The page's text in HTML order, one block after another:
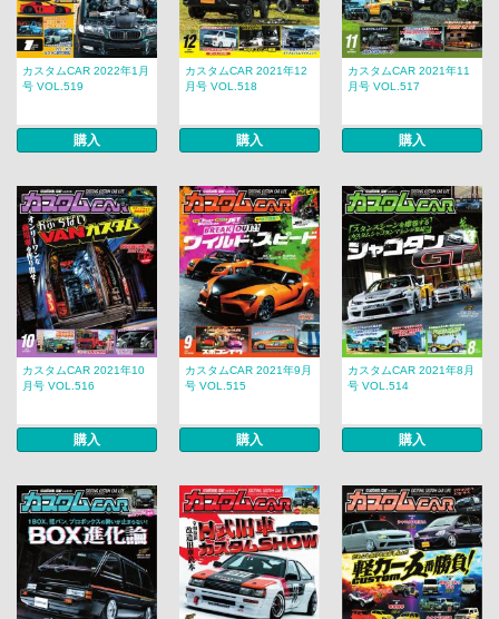
カスタムCAR 2022年1月
号 VOL.519
購入
カスタムCAR 2021年12
月号 VOL.518
購入
カスタムCAR 2021年11
月号 VOL.517
購入
カスタムCAR 2021年10
月号 VOL.516
購入
カスタムCAR 2021年9月
号 VOL.515
購入
カスタムCAR 2021年8月
号 VOL.514
購入